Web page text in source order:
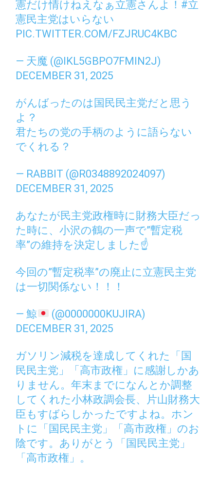
憲だけ情けねえなぁ立憲さんよ！ #立
憲民主党はいらない
PIC.TWITTER.COM/FZJRUC4KBC
— 天魔 (@IKL5GBPO7FMIN2J)
DECEMBER 31, 2025
がんばったのは国民民主党だと思う
よ？
君たちの党の手柄のように語らない
でくれる？
— RABBIT (@R0348892024097)
DECEMBER 31, 2025
あなたが民主党政権時に財務大臣だっ
た時に、小沢の鶴の一声で”暫定税
率”の維持を決定しました☝️
今回の”暫定税率”の廃止に立憲民主党
は一切関係ない！！！
— 鯨
(@0000000KUJIRA)
DECEMBER 31, 2025
ガソリン減税を達成してくれた「国
民民主党」「高市政権」に感謝しかあ
りません。年末までになんとか調整
してくれた小林政調会長、片山財務大
臣もすばらしかったですよね。ホン
トに「国民民主党」「高市政権」のお
陰です。ありがとう「国民民主党」
「高市政権」。